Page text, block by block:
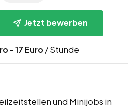
Jetzt bewerben
-17 Euro / Stunde
und Minijobs in